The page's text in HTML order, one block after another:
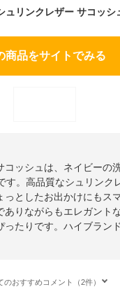
商品をサイトでみる
ッシュは、ネイビーの
す。高品質なシュリンク
としたお出かけにもス
りながらもエレガント
たりです。ハイブラン
のおすすめコメント（2件）